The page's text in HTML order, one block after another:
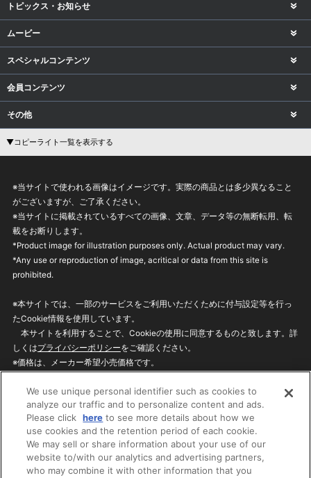
トピックス・お知らせ
ムービー
スペシャルコンテンツ
会員コンテンツ
その他
▼コピーライト一覧を表示する
※当サイトで使われる画像はイメージです。実際の商品とは多少異なること
がございますが、ご了承ください。
※当サイトに掲載されているすべての画像、文章、データ等の無断転用、転
載をお断りします。
*Product image for illustration purposes only. Actual product may vary.
*Any use or reproduction of image, acritical or data from this site is
prohibited.
※本サイトでは、一部のサービスをご利用いただくために付与設定等を行っ
たCookie情報を使用しています。
本サイトを利用することで、Cookieの使用に同意するものと致します。詳
しくはプライバシーポリシーをご確認ください。
※価格は、メーカー希望小売価格です。
ざいますのでご了承ください。
privacypolicy
Do Not Sell or Share My
Personal Information
ウェブサイトご利用条件
ソーシャルメディアポリシー
個人情報保護方針
お問い合わせ
We use unique personal identifier such as cookies to
analyze our traffic and to personalize content and ads.
Please click here to see more details about how we
use cookies and the retention period of each cookie.
We may sell or share information about your use of our
website to/with our analytics and advertising partners,
who may combine it with other information that you